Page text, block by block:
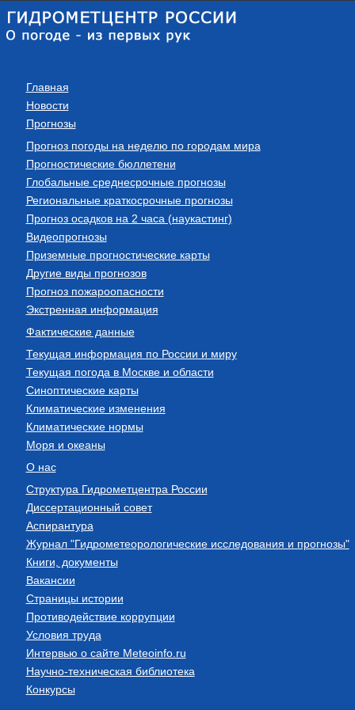
Главная
Новости
Прогнозы
Прогноз погоды на неделю по городам мира
Прогностические бюллетени
Глобальные среднесрочные прогнозы
Региональные краткосрочные прогнозы
Прогноз осадков на 2 часа (наукастинг)
Видеопрогнозы
Приземные прогностические карты
Другие виды прогнозов
Прогноз пожароопасности
Экстренная информация
Фактические данные
Текущая информация по России и миру
Текущая погода в Москве и области
Синоптические карты
Климатические изменения
Климатические нормы
Моря и океаны
О нас
Структура Гидрометцентра России
Диссертационный совет
Аспирантура
Журнал "Гидрометеорологические исследования и прогнозы"
Книги, документы
Вакансии
Страницы истории
Противодействие коррупции
Условия труда
Интервью о сайте Meteoinfo.ru
Научно-техническая библиотека
Конкурсы